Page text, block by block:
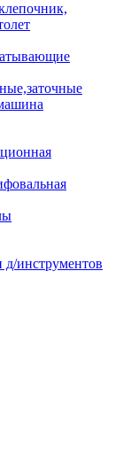
инструментов